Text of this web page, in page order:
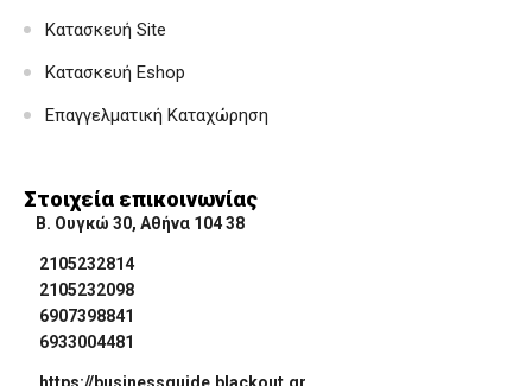
Κατασκευή Site
Κατασκευή Eshop
Επαγγελματική Καταχώρηση
Στοιχεία επικοινωνίας
Β. Ουγκώ 30, Αθήνα 104 38
2105232814
2105232098
6907398841
6933004481